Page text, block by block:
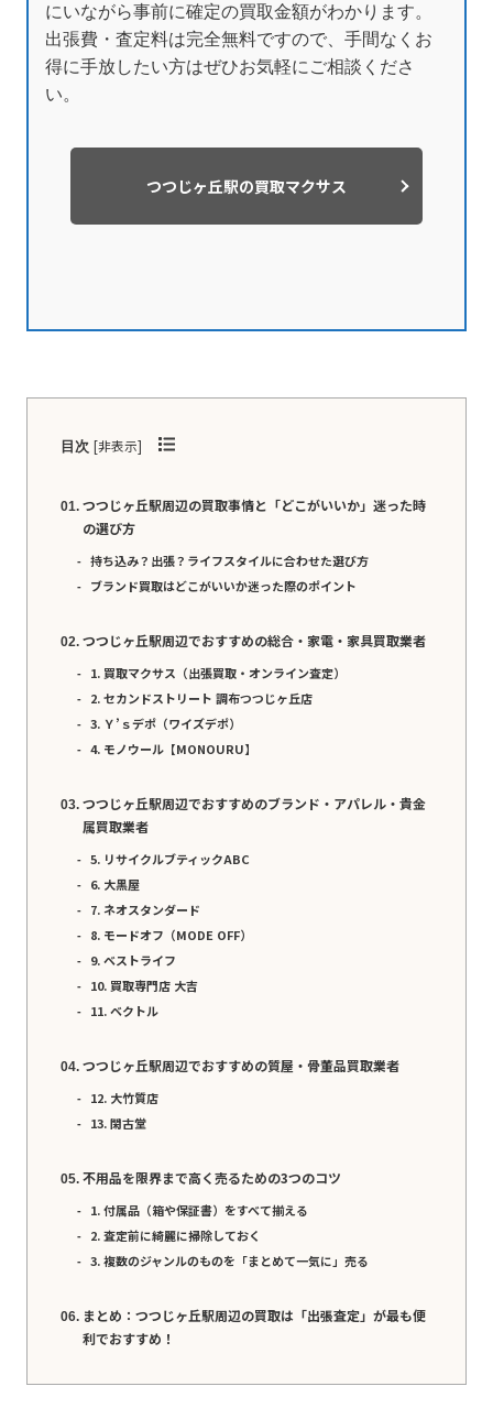
にいながら事前に確定の買取金額がわかります。
出張費・査定料は完全無料ですので、手間なくお
得に手放したい方はぜひお気軽にご相談くださ
い。
つつじヶ丘駅の買取マクサス
目次 [非表示]
つつじヶ丘駅周辺の買取事情と「どこがいいか」迷った時
の選び方
持ち込み？出張？ライフスタイルに合わせた選び方
ブランド買取はどこがいいか迷った際のポイント
つつじヶ丘駅周辺でおすすめの総合・家電・家具買取業者
1. 買取マクサス（出張買取・オンライン査定）
2. セカンドストリート 調布つつじヶ丘店
3. Ｙ’ｓデポ（ワイズデポ）
4. モノウール【MONOURU】
つつじヶ丘駅周辺でおすすめのブランド・アパレル・貴金
属買取業者
5. リサイクルブティックABC
6. 大黒屋
7. ネオスタンダード
8. モードオフ（MODE OFF）
9. ベストライフ
10. 買取専門店 大吉
11. ベクトル
つつじヶ丘駅周辺でおすすめの質屋・骨董品買取業者
12. 大竹質店
13. 閑古堂
不用品を限界まで高く売るための3つのコツ
1. 付属品（箱や保証書）をすべて揃える
2. 査定前に綺麗に掃除しておく
3. 複数のジャンルのものを「まとめて一気に」売る
まとめ：つつじヶ丘駅周辺の買取は「出張査定」が最も便
利でおすすめ！